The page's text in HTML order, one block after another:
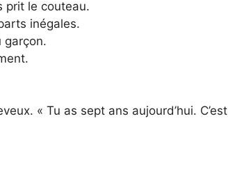
prit le couteau.
inégales.
garçon.
« Tu as sept ans aujourd’hui. C’est